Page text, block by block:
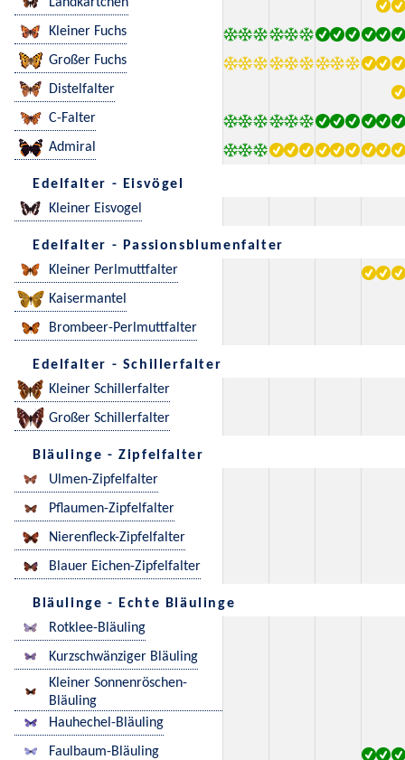
Kleiner Fuchs
Großer Fuchs
Distelfalter
C-Falter
Admiral
Edelfalter - Eisvögel
Kleiner Eisvogel
Edelfalter - Passionsblumenfalter
Kleiner Perlmuttfalter
Kaisermantel
Brombeer-Perlmuttfalter
Edelfalter - Schillerfalter
Kleiner Schillerfalter
Großer Schillerfalter
Bläulinge - Zipfelfalter
Ulmen-Zipfelfalter
Pflaumen-Zipfelfalter
Nierenfleck-Zipfelfalter
Blauer Eichen-Zipfelfalter
Bläulinge - Echte Bläulinge
Rotklee-Bläuling
Kurzschwänziger Bläuling
Kleiner Sonnenröschen-
Bläuling
Hauhechel-Bläuling
Faulbaum-Bläuling